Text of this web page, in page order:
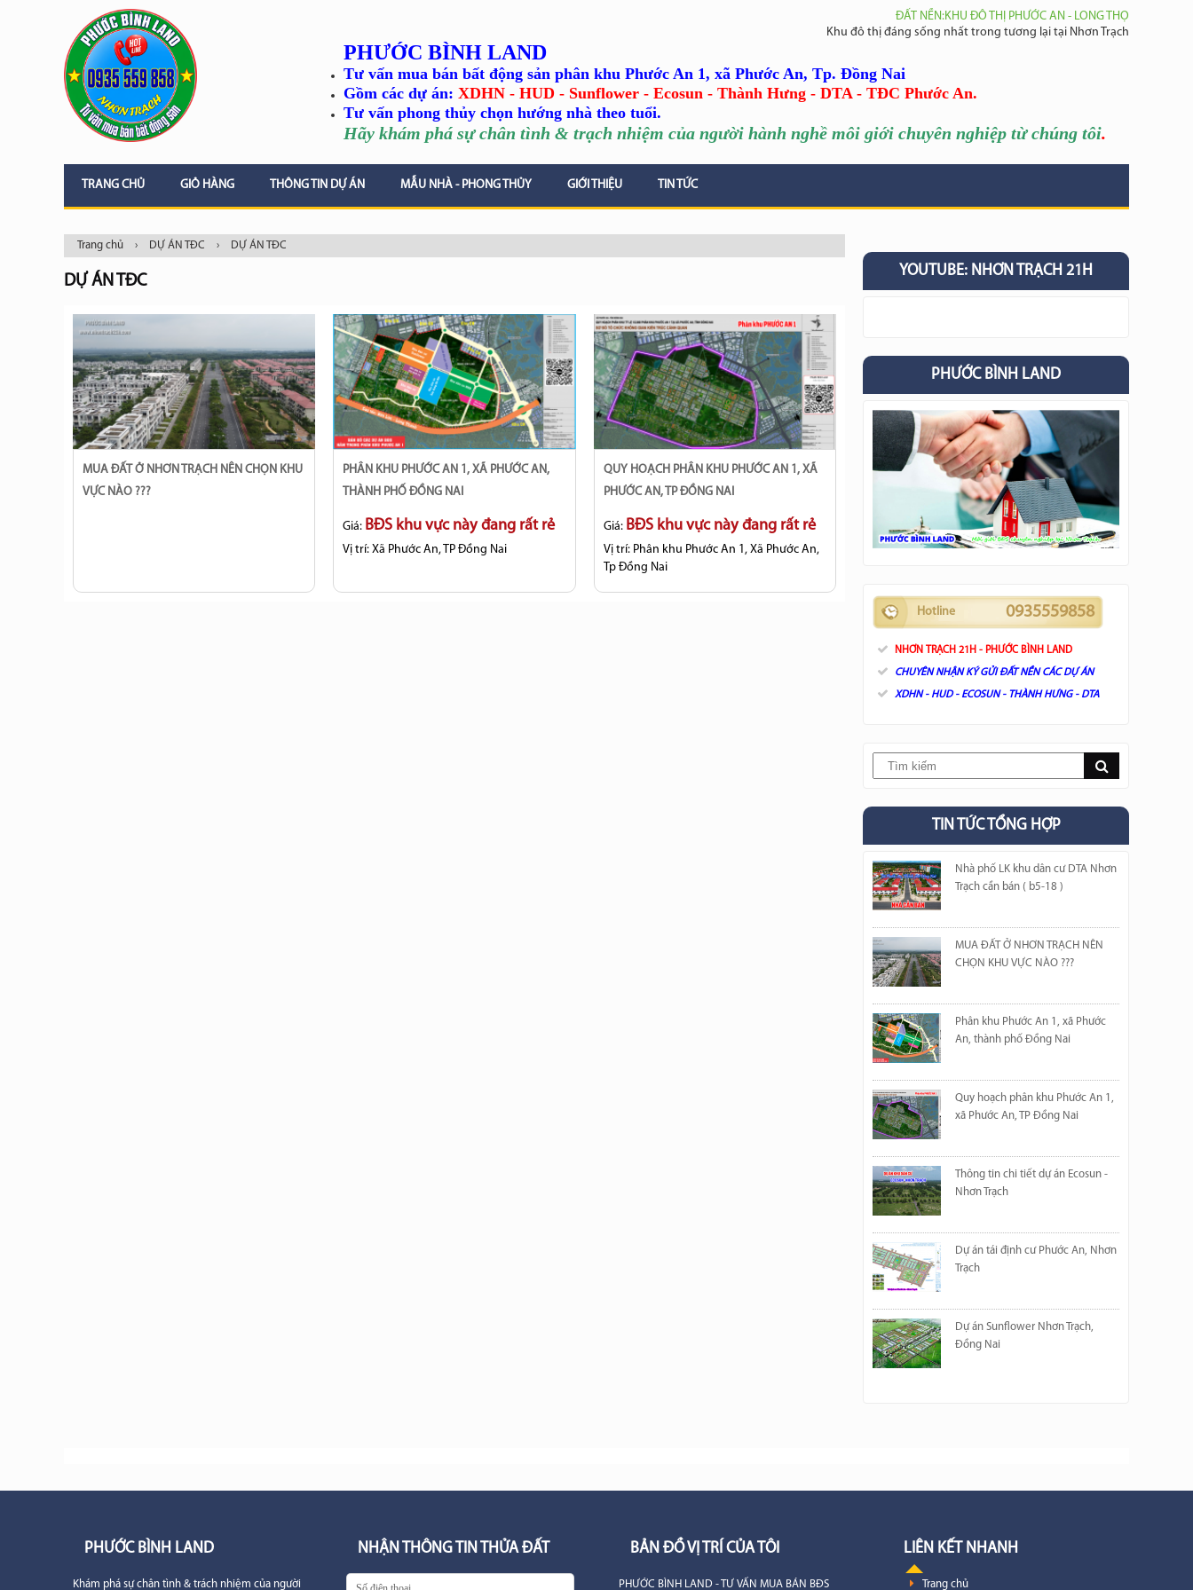
ĐẤT NỀN:KHU ĐÔ THỊ PHƯỚC AN - LONG THỌ
Khu đô thị đáng sống nhất trong tương lại tại Nhơn Trạch
PHƯỚC BÌNH LAND
Tư vấn mua bán bất động sản phân khu Phước An 1, xã Phước An, Tp. Đồng Nai
Gồm các dự án: XDHN - HUD - Sunflower - Ecosun - Thành Hưng - DTA - TĐC Phước An.
Tư vấn phong thủy chọn hướng nhà theo tuổi.
Hãy khám phá sự chân tình & trạch nhiệm của người hành nghề môi giới chuyên nghiệp từ chúng tôi.
TRANG CHỦ GIỎ HÀNG THÔNG TIN DỰ ÁN MẪU NHÀ - PHONG THỦY GIỚI THIỆU TIN TỨC
Trang chủ › DỰ ÁN TĐC › DỰ ÁN TĐC
DỰ ÁN TĐC
MUA ĐẤT Ở NHƠN TRẠCH NÊN CHỌN KHU
VỰC NÀO ???
PHÂN KHU PHƯỚC AN 1, XÃ PHƯỚC AN,
THÀNH PHỐ ĐỒNG NAI
Giá: BĐS khu vực này đang rất rẻ
Vị trí:Xã Phước An, TP Đồng Nai
QUY HOẠCH PHÂN KHU PHƯỚC AN 1, XÃ
PHƯỚC AN, TP ĐỒNG NAI
Giá: BĐS khu vực này đang rất rẻ
Vị trí: Phân khu Phước An 1, Xã Phước An,
Tp Đồng Nai
YOUTUBE: NHƠN TRẠCH 21H
PHƯỚC BÌNH LAND
Hotline 0935559858
NHƠN TRẠCH 21H - PHƯỚC BÌNH LAND
CHUYÊN NHẬN KÝ GỬI ĐẤT NỀN CÁC DỰ ÁN
XDHN - HUD - ECOSUN - THÀNH HƯNG - DTA
TIN TỨC TỔNG HỢP
Nhà phố LK khu dân cư DTA Nhơn
Trạch cần bán ( b5-18 )
MUA ĐẤT Ở NHƠN TRẠCH NÊN
CHỌN KHU VỰC NÀO ???
Phân khu Phước An 1, xã Phước
An, thành phố Đồng Nai
Quy hoạch phân khu Phước An 1,
xã Phước An, TP Đồng Nai
Thông tin chi tiết dự án Ecosun -
Nhơn Trạch
Dự án tái định cư Phước An, Nhơn
Trạch
Dự án Sunflower Nhơn Trạch,
Đồng Nai
PHƯỚC BÌNH LAND
Khám phá sự chân tình & trách nhiệm của người
NHẬN THÔNG TIN THỬA ĐẤT BẢN ĐỒ VỊ TRÍ CỦA TÔI
PHƯỚC BÌNH LAND - TƯ VẤN MUA BÁN BĐS
LIÊN KẾT NHANH
Trang chủ